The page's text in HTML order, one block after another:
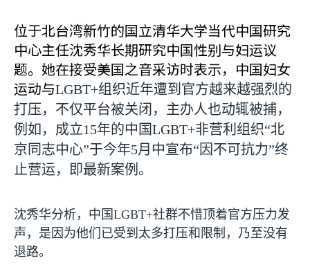
位于北台湾新竹的国立清华大学当代中国研究
中心主任沈秀华长期研究中国性别与妇运议
题。她在接受美国之音采访时表示，中国妇女
运动与LGBT+组织近年遭到官方越来越强烈的
打压，不仅平台被关闭，主办人也动辄被捕，
例如，成立15年的中国LGBT+非营利组织“北
京同志中心”于今年5月中宣布“因不可抗力”终
止营运，即最新案例。
沈秀华分析，中国LGBT+社群不惜顶着官方压力发
声，是因为他们已受到太多打压和限制，乃至没有
退路。